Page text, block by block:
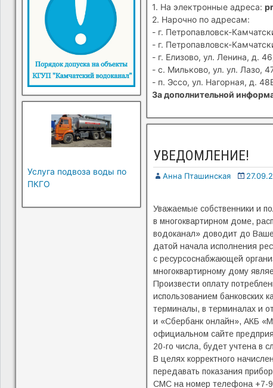
1. На электронные адреса:
2. Нарочно по адресам:
- г. Петропавловск-
- г. Петропавловск-
- г. Елизово, ул. Ленина, д.
- с. Мильково, ул. ул. Лазо,
- п. Эссо, ул. Нагорная, д.
За дополнительной
УВЕДОМЛЕНИЕ!
Анна Пташинская
Уважаемые собственники и
в многоквартирном доме,
водоканал» доводит до
датой начала исполнения
с ресурсоснабжающей
многоквартирному дому
Произвести оплату
использованием банковских
терминалы, в терминалах и
и «Сбербанк онлайн», АКБ
официальном сайте
20-го числа, будет учтена в
В целях корректного
передавать показания
СМС на номер телефона +7-
Услуга подвоза воды по
ПКГО